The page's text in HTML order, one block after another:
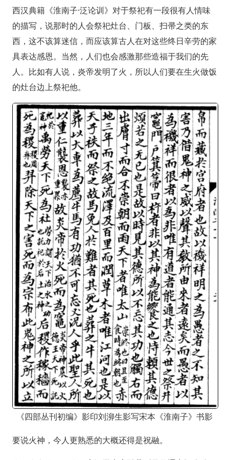
西汉典籍《淮南子·泛论训》对于祭祀有一段很有人情味
的描写，说那时的人会祭祀灶台、门板、扫帚之类的东
西，这不该算迷信，而应该算古人在对这些终日辛劳的家
具表达感恩。当然，人们也会感激那些造福于我们的先
人。比如有人说，炎帝发明了火，所以人们要在生火做饭
的灶台边上祭祀他。
《四部丛刊初编》影印刘泖生影写宋本《淮南子》书影
要说火神，今人更熟悉的大概还得是祝融。